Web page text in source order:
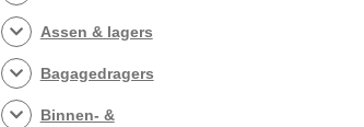
Assen & lagers
Bagagedragers
Binnen- &